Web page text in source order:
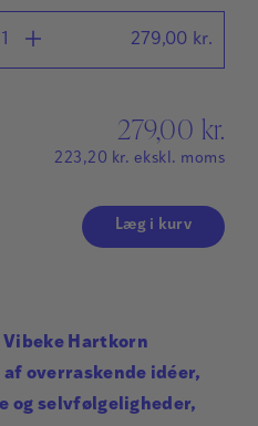
279,00 kr.
279,00 kr.
223,20 kr. ekskl. moms
Læg i kurv
Hartkorn
overraskende idéer,
og selvfølgeligheder,